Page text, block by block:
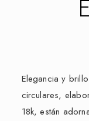
Elegancia y
circulares,
18k, están